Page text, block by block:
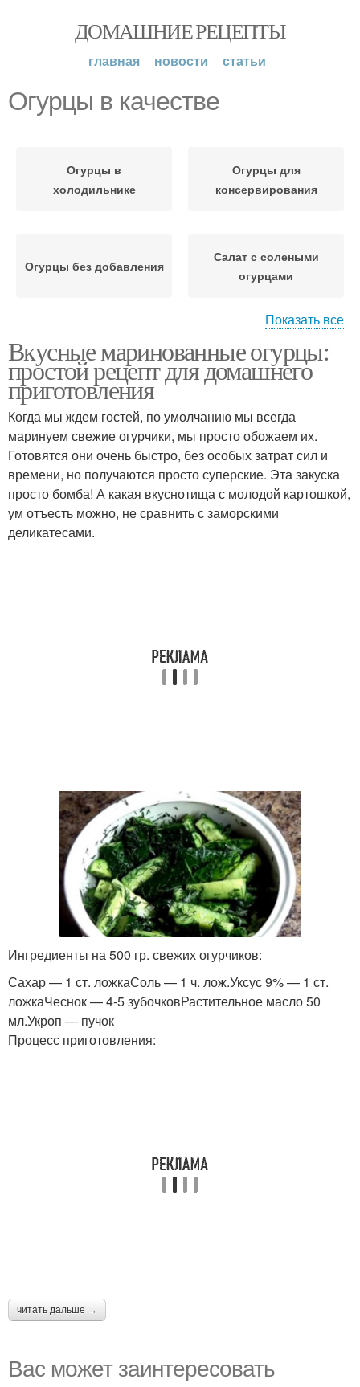
ДОМАШНИЕ РЕЦЕПТЫ
главная новости статьи
Огурцы в качестве
Огурцы в
холодильнике
Огурцы для
консервирования
Огурцы без добавления
Салат с солеными
огурцами
Соленые огурцы
Показать все
Вкусные маринованные огурцы:
простой рецепт для домашнего
приготовления
Когда мы ждем гостей, по умолчанию мы всегда
маринуем свежие огурчики, мы просто обожаем их.
Готовятся они очень быстро, без особых затрат сил и
времени, но получаются просто суперские. Эта закуска
просто бомба! А какая вкуснотища с молодой картошкой,
ум отъесть можно, не сравнить с заморскими
деликатесами.
Ингредиенты на 500 гр. свежих огурчиков:
Сахар — 1 ст. ложкаСоль — 1 ч. лож.Уксус 9% — 1 ст.
ложкаЧеснок — 4-5 зубочковРастительное масло 50
мл.Укроп — пучок
Процесс приготовления:
читать дальше →
Вас может заинтересовать